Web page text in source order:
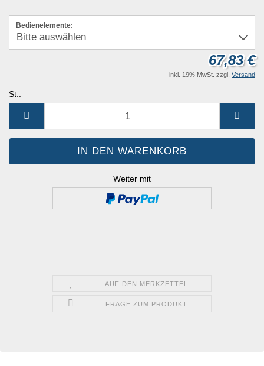
Bedienelemente:
67,83 €
inkl. 19% MwSt. zzgl. Versand
St.:
Weiter mit
AUF DEN MERKZETTEL
FRAGE ZUM PRODUKT